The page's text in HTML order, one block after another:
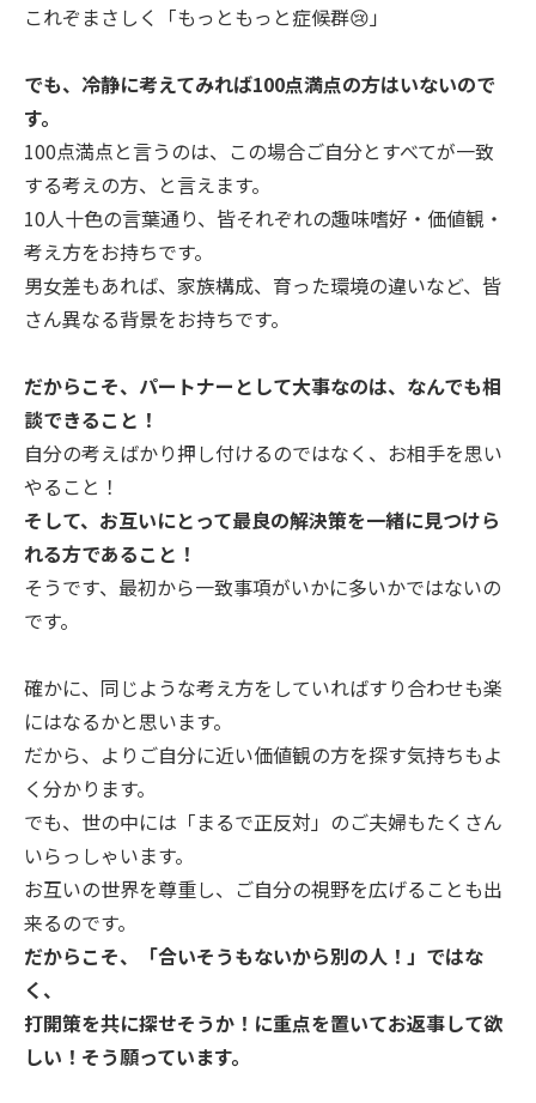
これぞまさしく「もっともっと症候群😢」
でも、冷静に考えてみれば100点満点の方はいないので
す。
100点満点と言うのは、この場合ご自分とすべてが一致
する考えの方、と言えます。
10人十色の言葉通り、皆それぞれの趣味嗜好・価値観・
考え方をお持ちです。
男女差もあれば、家族構成、育った環境の違いなど、皆
さん異なる背景をお持ちです。
だからこそ、パートナーとして大事なのは、なんでも相
談できること！
自分の考えばかり押し付けるのではなく、お相手を思い
やること！
そして、お互いにとって最良の解決策を一緒に見つけら
れる方であること！
そうです、最初から一致事項がいかに多いかではないの
です。
確かに、同じような考え方をしていればすり合わせも楽
にはなるかと思います。
だから、よりご自分に近い価値観の方を探す気持ちもよ
く分かります。
でも、世の中には「まるで正反対」のご夫婦もたくさん
いらっしゃいます。
お互いの世界を尊重し、ご自分の視野を広げることも出
来るのです。
だからこそ、「合いそうもないから別の人！」ではな
く、
打開策を共に探せそうか！に重点を置いてお返事して欲
しい！そう願っています。